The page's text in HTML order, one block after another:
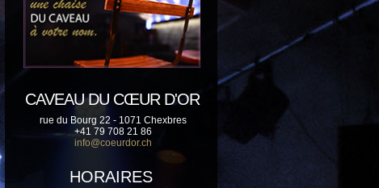
CAVEAU DU CŒUR D'OR
rue du Bourg 22 - 1071 Chexbres
+41 79 708 21 86
info@coeurdor.ch
HORAIRES